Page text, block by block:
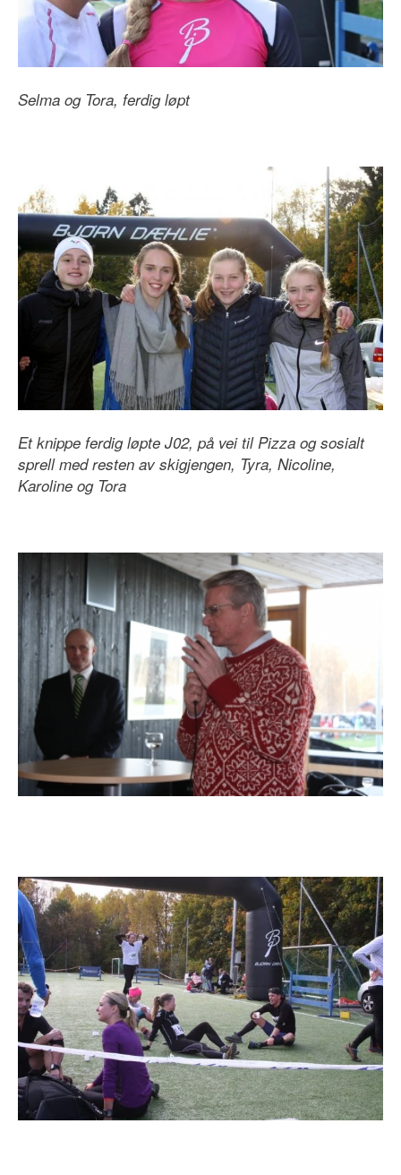
Selma og Tora, ferdig løpt
Et knippe ferdig løpte J02, på vei til Pizza og sosialt
sprell med resten av skigjengen, Tyra, Nicoline,
Karoline og Tora